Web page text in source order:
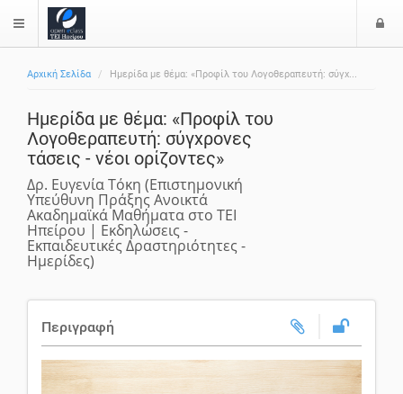
$langMenu
Αρχική Σελίδα Ημερίδα με θέμα: «Προφίλ του Λογοθεραπευτή: σύγχ...
Ημερίδα με θέμα: «Προφίλ του
Λογοθεραπευτή: σύγχρονες
τάσεις - νέοι ορίζοντες»
Δρ. Ευγενία Τόκη (Επιστημονική
Υπεύθυνη Πράξης Ανοικτά
Ακαδημαϊκά Μαθήματα στο ΤΕΙ
Ηπείρου | Εκδηλώσεις -
Εκπαιδευτικές Δραστηριότητες -
Ημερίδες)
Περιγραφή